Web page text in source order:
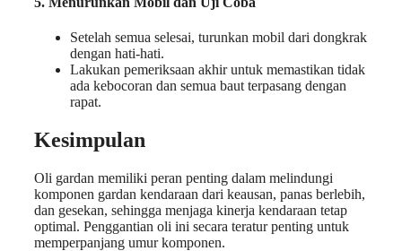
Setelah semua selesai, turunkan mobil dari dongkrak
dengan hati-hati.
Lakukan pemeriksaan akhir untuk memastikan tidak
ada kebocoran dan semua baut terpasang dengan
rapat.
Kesimpulan
Oli gardan memiliki peran penting dalam melindungi
komponen gardan kendaraan dari keausan, panas berlebih,
dan gesekan, sehingga menjaga kinerja kendaraan tetap
optimal. Penggantian oli ini secara teratur penting untuk
memperpanjang umur komponen.